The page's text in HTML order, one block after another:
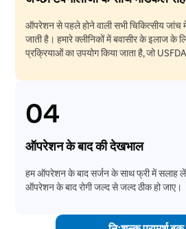
ऑपरेशन से पहले होने वाली सभी चिकित्सीय जांच
जाती है। हमारे क्लीनिकों में बवासीर के इलाज के
प्रक्रियाओं का उपयोग किया जाता है, जो USFDA
04
ऑपरेशन के बाद की देखभाल
हम ऑपरेशन के बाद सर्जन के साथ फ्री में सलाह लें
ऑपरेशन के बाद रोगी जल्द से जल्द ठीक हो जाए।